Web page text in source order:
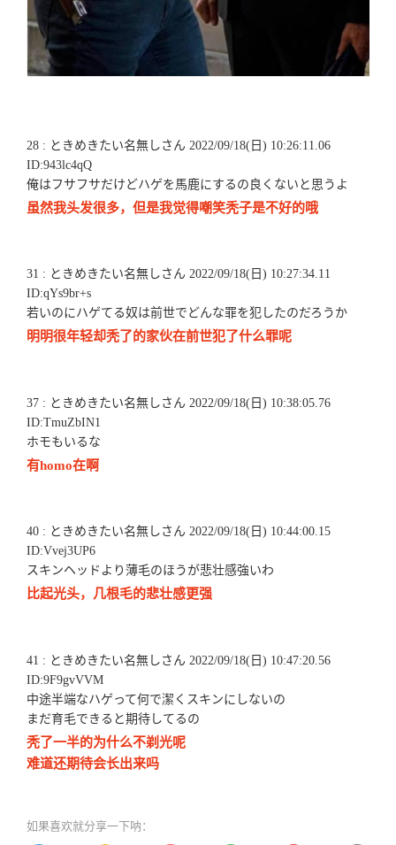
28 : ときめきたい名無しさん 2022/09/18(日) 10:26:11.06
ID:943lc4qQ
俺はフサフサだけどハゲを馬鹿にするの良くないと思うよ
虽然我头发很多，但是我觉得嘲笑秃子是不好的哦
31 : ときめきたい名無しさん 2022/09/18(日) 10:27:34.11
ID:qYs9br+s
若いのにハゲてる奴は前世でどんな罪を犯したのだろうか
明明很年轻却秃了的家伙在前世犯了什么罪呢
37 : ときめきたい名無しさん 2022/09/18(日) 10:38:05.76
ID:TmuZbIN1
ホモもいるな
有homo在啊
40 : ときめきたい名無しさん 2022/09/18(日) 10:44:00.15
ID:Vvej3UP6
スキンヘッドより薄毛のほうが悲壮感強いわ
比起光头，几根毛的悲壮感更强
41 : ときめきたい名無しさん 2022/09/18(日) 10:47:20.56
ID:9F9gvVVM
中途半端なハゲって何で潔くスキンにしないの
まだ育毛できると期待してるの
秃了一半的为什么不剃光呢
难道还期待会长出来吗
如果喜欢就分享一下呐：